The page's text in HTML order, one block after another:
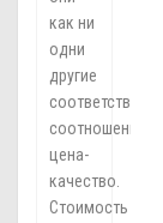
как ни
одни
другие
соответствуют
соотношению
цена-
качество.
Стоимость